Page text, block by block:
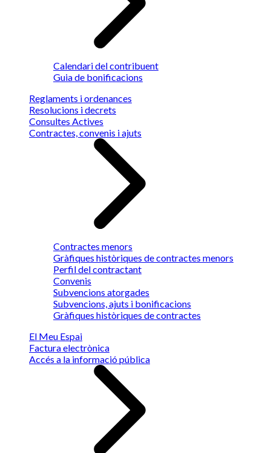
Calendari del contribuent
Guia de bonificacions
Reglaments i ordenances
Resolucions i decrets
Consultes Actives
Contractes, convenis i ajuts
Contractes menors
Gràfiques històriques de contractes menors
Perfil del contractant
Convenis
Subvencions atorgades
Subvencions, ajuts i bonificacions
Gràfiques històriques de contractes
El Meu Espai
Factura electrònica
Accés a la informació pública